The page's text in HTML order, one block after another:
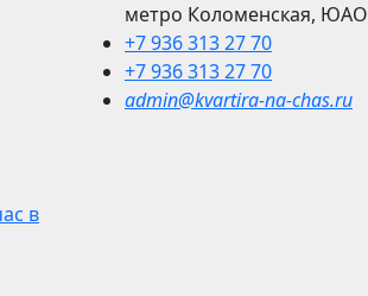
в
метро Коломенская, ЮАО
+7 936 313 27 70
+7 936 313 27 70
admin@kvartira-na-chas.ru